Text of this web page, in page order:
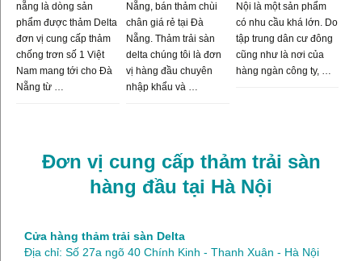
nẵng là dòng sản
phẩm được thảm Delta
đơn vị cung cấp thảm
chống trơn số 1 Việt
Nam mang tới cho Đà
Nẵng từ …
Nẵng, bán thảm chùi
chân giá rẻ tại Đà
Nẵng. Thảm trải sàn
delta chúng tôi là đơn
vị hàng đầu chuyên
nhập khẩu và …
Nội là một sản phẩm
có nhu cầu khá lớn. Do
tập trung dân cư đông
cũng như là nơi của
hàng ngàn công ty, …
Đơn vị cung cấp thảm trải sàn
hàng đầu tại Hà Nội
Cửa hàng thảm trải sàn Delta
Địa chỉ: Số 27a ngõ 40 Chính Kinh - Thanh Xuân - Hà Nội